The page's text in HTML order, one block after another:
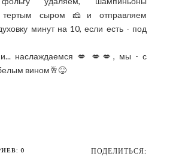
тертым сыром 🧀и отправляем
минут на 10, если есть - под
наслаждаемся 💋 💋💋, мы - с
вином🥂😝
0 ПОДЕЛИТЬСЯ: